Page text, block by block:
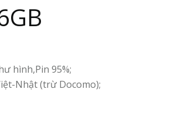
hình,Pin 95%;
Nhật (trừ Docomo);